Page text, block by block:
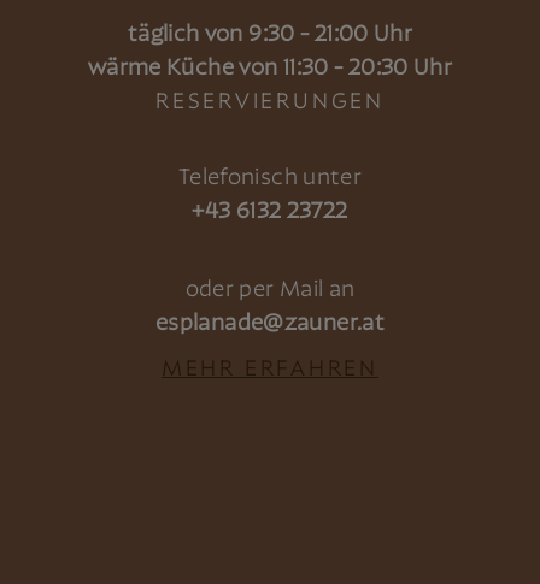
täglich von 9:30 - 21:00 Uhr
wärme Küche von 11:30 - 20:30 Uhr
RESERVIERUNGEN
Telefonisch unter
+43 6132 23722
oder per Mail an
esplanade@zauner.at
MEHR ERFAHREN